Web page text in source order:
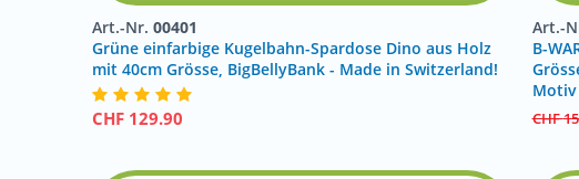
Art.-Nr. 00401
Grüne einfarbige Kugelbahn-Spardose Dino aus Holz
mit 40cm Grösse, BigBellyBank - Made in Switzerland!
CHF 129.90
Art.-
B-
CHF